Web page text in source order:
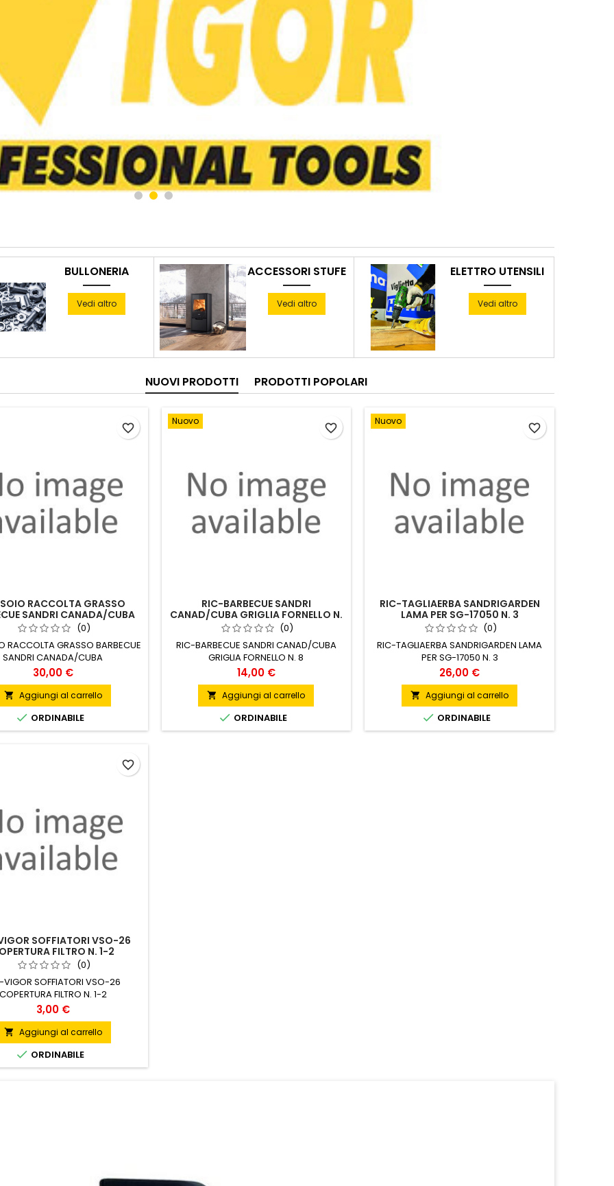
BULLONERIA
Vedi altro
ACCESSORI STUFE
Vedi altro
ELETTRO UTENSILI
Vedi altro
NUOVI PRODOTTI PRODOTTI POPOLARI
RACCOLTA GRASSO
SANDRI CANADA/CUBA
(0)
RACCOLTA GRASSO BARBECUE
SANDRI CANADA/CUBA
Prezzo
30,00 €
 Aggiungi al carrello
 ORDINABILE
favorite_border
Nuovo
RIC-BARBECUE SANDRI
CANAD/CUBA GRIGLIA FORNELLO N.
8
(0)
RIC-BARBECUE SANDRI CANAD/CUBA
GRIGLIA FORNELLO N. 8
Prezzo
14,00 €
 Aggiungi al carrello
 ORDINABILE
favorite_border
Nuovo
RIC-TAGLIAERBA SANDRIGARDEN
LAMA PER SG-17050 N. 3
(0)
RIC-TAGLIAERBA SANDRIGARDEN LAMA
PER SG-17050 N. 3
Prezzo
26,00 €
 Aggiungi al carrello
 ORDINABILE
favorite_border
SOFFIATORI VSO-26
FILTRO N. 1-2
(0)
VIGOR SOFFIATORI VSO-26
COPERTURA FILTRO N. 1-2
Prezzo
3,00 €
 Aggiungi al carrello
 ORDINABILE
favorite_border